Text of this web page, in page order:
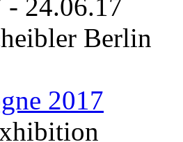
- 24.06.17
Berlin
2017